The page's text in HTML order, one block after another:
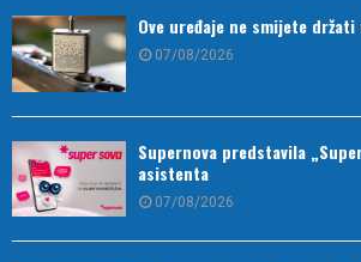
Ove uređaje ne smijete
07/08/2026
Supernova predstavila
asistenta
07/08/2026